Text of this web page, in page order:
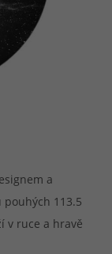
a
113.5
v ruce a hravě